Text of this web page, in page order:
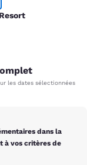
les dates sélectionnées
dans la
à vos critères de